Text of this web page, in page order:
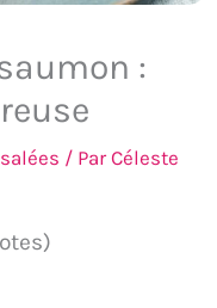
:
/ ParCéleste